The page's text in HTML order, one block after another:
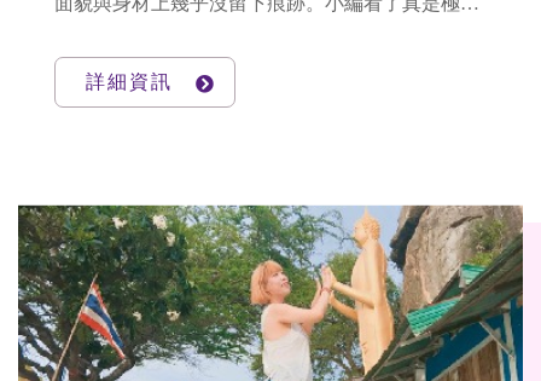
年過50身材保養、一直保持年輕的辦法。
詳細資訊